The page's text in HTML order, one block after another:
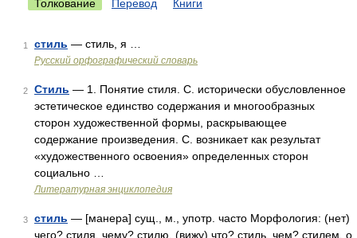
Толкование Перевод Книги
1 стиль — стиль, я …
Русский орфографический словарь
2 Стиль — 1. Понятие стиля. С. исторически обусловленное
эстетическое единство содержания и многообразных
сторон художественной формы, раскрывающее
содержание произведения. С. возникает как результат
«художественного освоения» определенных сторон
социально …
Литературная энциклопедия
3 стиль — [манера] сущ., м., употр. часто Морфология: (нет)
чего? стиля, чему? стилю, (вижу) что? стиль, чем? стилем, о